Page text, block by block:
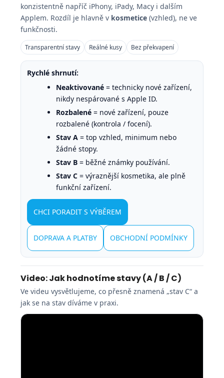
konzistentně napříč iPhony, iPady, Macy i dalším
Applem. Rozdíl je hlavně v kosmetice (vzhled), ne ve
funkčnosti.
Transparentní stavy Reálné kusy Bez překvapení
Rychlé shrnutí:
Neaktivované = technicky nové zařízení,
nikdy nespárované s Apple ID.
Rozbalené = nové zařízení, pouze
rozbalené (kontrola / focení).
Stav A = top vzhled, minimum nebo
žádné stopy.
Stav B = běžné známky používání.
Stav C = výraznější kosmetika, ale plně
funkční zařízení.
CHCI PORADIT S VÝBĚREM
DOPRAVA A PLATBY OBCHODNÍ PODMÍNKY
Video: Jak hodnotíme stavy (A / B / C)
Ve videu vysvětlujeme, co přesně znamená „stav C“ a
jak se na stav díváme v praxi.